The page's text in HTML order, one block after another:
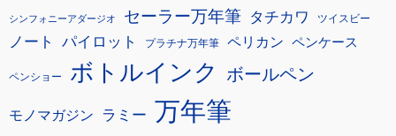
シンフォニーアダージオ セーラー万年筆 タチカワ ツイスビー
ノート パイロット プラチナ万年筆 ペリカン ペンケース
ペンショー ボトルインク ボールペン
モノマガジン ラミー 万年筆